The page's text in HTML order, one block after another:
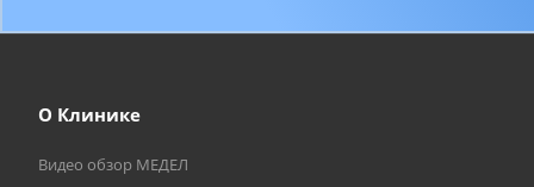
О Клинике
Видео обзор МЕДЕЛ